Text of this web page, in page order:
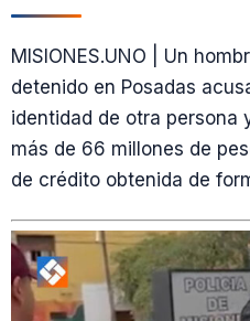
MISIONES.UNO | Un
detenido en Posadas
identidad de otra persona
más de 66 millones de
de crédito obtenida de